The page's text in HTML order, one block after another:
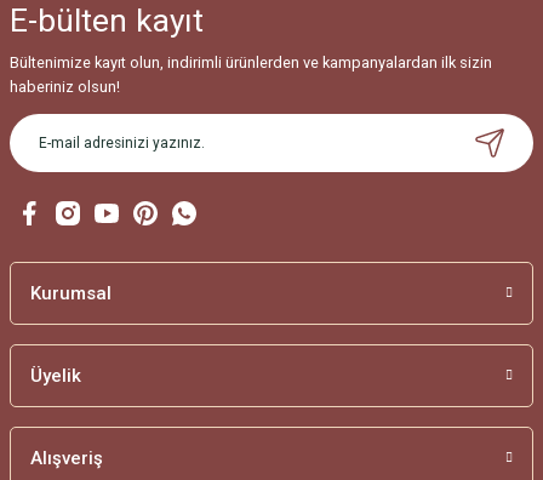
E-bülten kayıt
Bültenimize kayıt olun, indirimli ürünlerden ve kampanyalardan ilk sizin
haberiniz olsun!
Kurumsal
Üyelik
Alışveriş